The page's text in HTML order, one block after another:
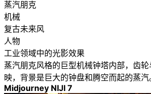
蒸汽朋克
机械
复古未来风
人物
工业领域中的光影效果
蒸汽朋克风格的巨型机械钟塔内部，齿
映，背景是巨大的钟盘和腾空而起的蒸
Midjourney NIJI 7